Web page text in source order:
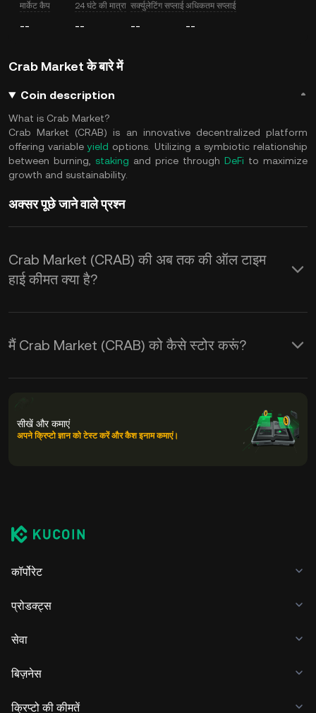
मार्केट कैप
--
24 घंटे की मात्रा
--
सर्क्युलेटिंग सप्लाई
--
अधिकतम सप्लाई
--
Crab Market के बारे में
Coin description
What is Crab Market?
Crab Market (CRAB) is an innovative decentralized platform
offering variableyield options. Utilizing a symbiotic relationship
between burning, staking and price through DeFi to maximize
growth and sustainability.
अक्सर पूछे जाने वाले प्रश्न
Crab Market (CRAB) की अब तक की ऑल टाइम
हाई कीमत क्या है?
मैं Crab Market (CRAB) को कैसे स्टोर करूं?
सीखें और कमाएं
अपने क्रिप्टो ज्ञान को टेस्ट करें और कैश इनाम कमाएं।
कॉर्पोरेट
प्रोडक्ट्स
सेवा
बिज़नेस
क्रिप्टो की कीमतें